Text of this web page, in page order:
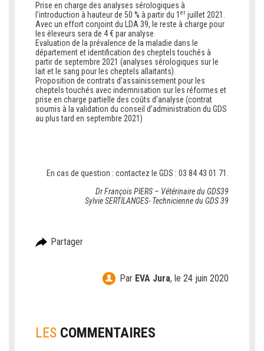
Prise en charge des analyses sérologiques à
l’introduction à hauteur de 50 % à partir du 1 er juillet 2021.
Avec un effort conjoint du LDA 39, le reste à charge pour
les éleveurs sera de 4 € par analyse.
Evaluation de la prévalence de la maladie dans le
département et identification des cheptels touchés à
partir de septembre 2021 (analyses sérologiques sur le
lait et le sang pour les cheptels allaitants).
Proposition de contrats d’assainissement pour les
cheptels touchés avec indemnisation sur les réformes et
prise en charge partielle des coûts d’analyse (contrat
soumis à la validation du conseil d’administration du GDS
au plus tard en septembre 2021)
En cas de question : contactez le GDS : 03 84 43 01 71.
Dr François PIERS – Vétérinaire du GDS39
Sylvie SERTILANGES- Technicienne du GDS 39
Partager
Par EVA Jura, le 24 juin 2020
LES COMMENTAIRES